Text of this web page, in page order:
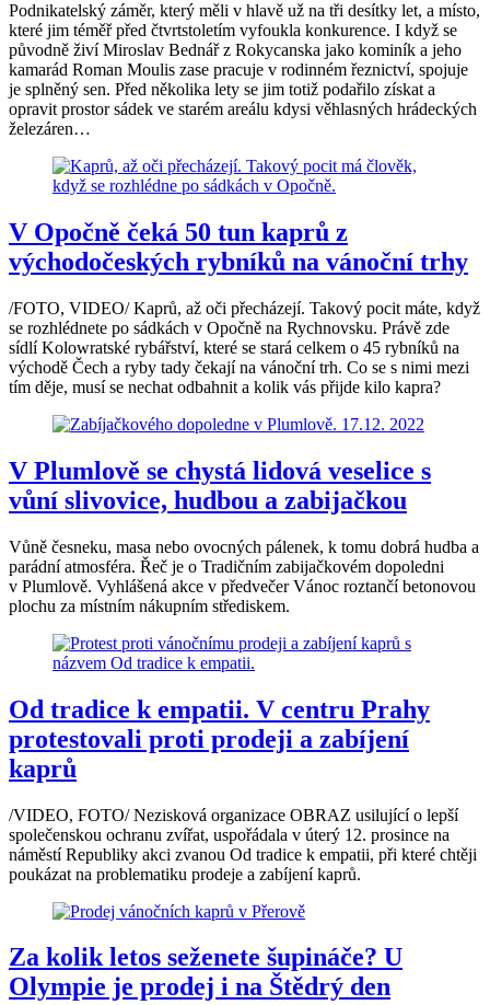
Podnikatelský záměr, který měli v hlavě už na tři desítky let, a místo,
které jim téměř před čtvrtstoletím vyfoukla konkurence. I když se
původně živí Miroslav Bednář z Rokycanska jako kominík a jeho
kamarád Roman Moulis zase pracuje v rodinném řeznictví, spojuje
je splněný sen. Před několika lety se jim totiž podařilo získat a
opravit prostor sádek ve starém areálu kdysi věhlasných hrádeckých
železáren…
V Opočně čeká 50 tun kaprů z
východočeských rybníků na vánoční trhy
/FOTO, VIDEO/ Kaprů, až oči přecházejí. Takový pocit máte, když
se rozhlédnete po sádkách v Opočně na Rychnovsku. Právě zde
sídlí Kolowratské rybářství, které se stará celkem o 45 rybníků na
východě Čech a ryby tady čekají na vánoční trh. Co se s nimi mezi
tím děje, musí se nechat odbahnit a kolik vás přijde kilo kapra?
V Plumlově se chystá lidová veselice s
vůní slivovice, hudbou a zabijačkou
Vůně česneku, masa nebo ovocných pálenek, k tomu dobrá hudba a
parádní atmosféra. Řeč je o Tradičním zabijačkovém dopoledni
v Plumlově. Vyhlášená akce v předvečer Vánoc roztančí betonovou
plochu za místním nákupním střediskem.
Od tradice k empatii. V centru Prahy
protestovali proti prodeji a zabíjení
kaprů
/VIDEO, FOTO/ Nezisková organizace OBRAZ usilující o lepší
společenskou ochranu zvířat, uspořádala v úterý 12. prosince na
náměstí Republiky akci zvanou Od tradice k empatii, při které chtěji
poukázat na problematiku prodeje a zabíjení kaprů.
Za kolik letos seženete šupináče? U
Olympie je prodej i na Štědrý den